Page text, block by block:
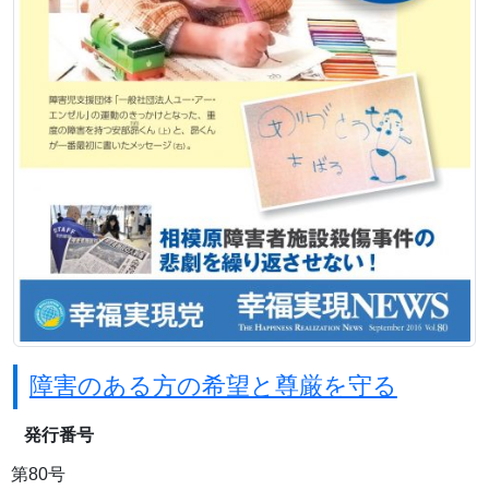
障害のある方の希望と尊厳を守る
発行番号
第80号